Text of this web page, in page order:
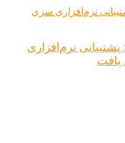
نرم‌افزاری